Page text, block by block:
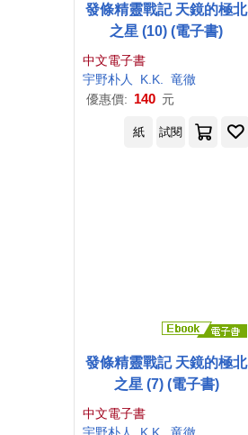
發條精靈戰記 天鏡的極北
之星 (10) (電子書)
中文電子書
宇野朴人 K.K.
竜徹
優惠價: 140 元
紙 試閱
發條精靈戰記 天鏡的極北
之星 (7) (電子書)
中文電子書